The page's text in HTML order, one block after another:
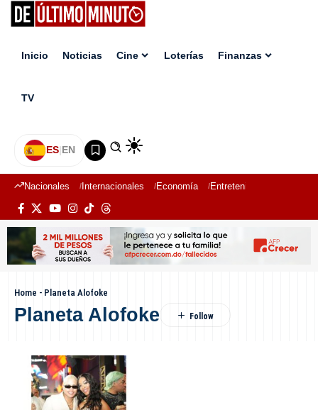
Inicio Noticias Cine Loterías Finanzas
TV
ES|EN
Nacionales Internacionales Economía Entretenimiento
Home - Planeta Alofoke
Planeta Alofoke